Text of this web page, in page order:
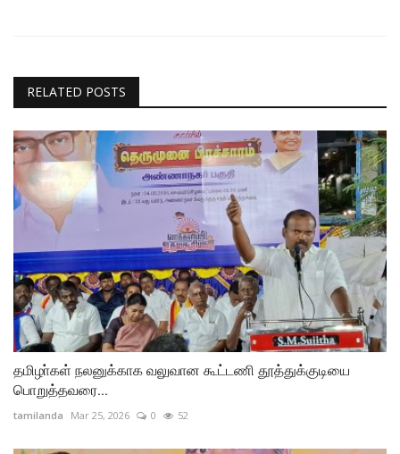
RELATED POSTS
தமிழா்கள் நலனுக்காக வலுவான கூட்டணி தூத்துக்குடியை
பொறுத்தவரை...
tamilanda Mar 25, 2026 0 52